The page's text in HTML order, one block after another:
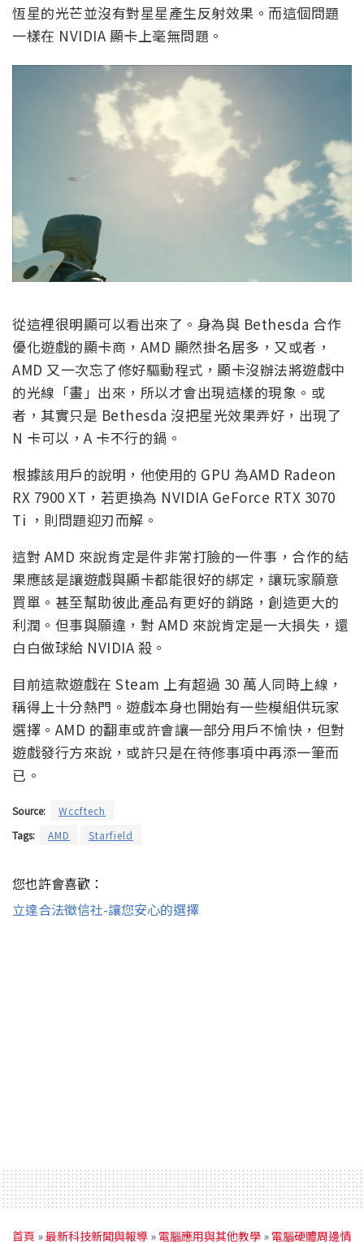
恆星的光芒並沒有對星星產生反射效果。而這個問題
一樣在 NVIDIA 顯卡上毫無問題。
從這裡很明顯可以看出來了。身為與 Bethesda 合作
優化遊戲的顯卡商，AMD 顯然掛名居多，又或者，
AMD 又一次忘了修好驅動程式，顯卡沒辦法將遊戲中
的光線「畫」出來，所以才會出現這樣的現象。或
者，其實只是 Bethesda 沒把星光效果弄好，出現了
N 卡可以，A 卡不行的鍋。
根據該用戶的說明，他使用的 GPU 為AMD Radeon
RX 7900 XT，若更換為 NVIDIA GeForce RTX 3070
Ti ，則問題迎刃而解。
這對 AMD 來說肯定是件非常打臉的一件事，合作的結
果應該是讓遊戲與顯卡都能很好的綁定，讓玩家願意
買單。甚至幫助彼此產品有更好的銷路，創造更大的
利潤。但事與願違，對 AMD 來說肯定是一大損失，還
白白做球給 NVIDIA 殺。
目前這款遊戲在 Steam 上有超過 30 萬人同時上線，
稱得上十分熱門。遊戲本身也開始有一些模組供玩家
選擇。AMD 的翻車或許會讓一部分用戶不愉快，但對
遊戲發行方來說，或許只是在待修事項中再添一筆而
已。
Source:
Wccftech
Tags:
AMD Starfield
您也許會喜歡：
立達合法徵信社-讓您安心的選擇
首頁 »最新科技新聞與報導 » 電腦應用與其他教學 » 電腦硬體周邊情